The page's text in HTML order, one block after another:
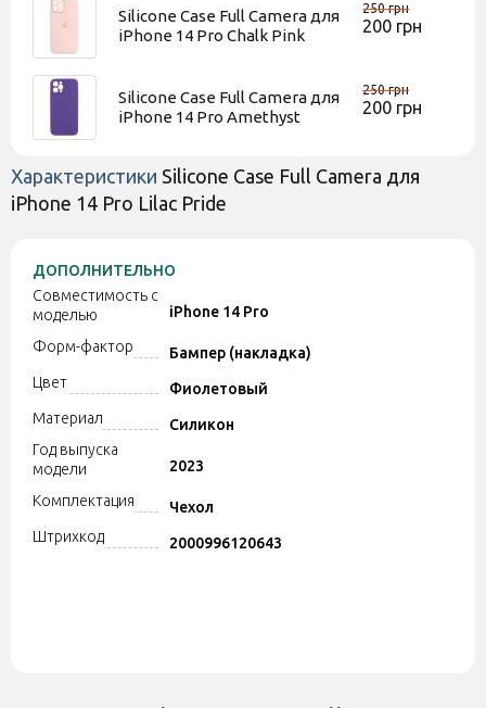
Silicone Case Full Camera для
iPhone 14 Pro Chalk Pink
200 грн
250 грн
Silicone Case Full Camera для
iPhone 14 Pro Amethyst
200 грн
250 грн
Характеристики Silicone Case Full Camera для
iPhone 14 Pro Lilac Pride
ДОПОЛНИТЕЛЬНО
Совместимость с
моделью
iPhone 14 Pro
Форм-фактор
Бампер (накладка)
Цвет
Фиолетовый
Материал
Силикон
Год выпуска
модели
2023
Комплектация
Чехол
Штрихкод
2000996120643